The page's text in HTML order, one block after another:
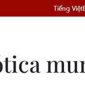
Tiếng Việt